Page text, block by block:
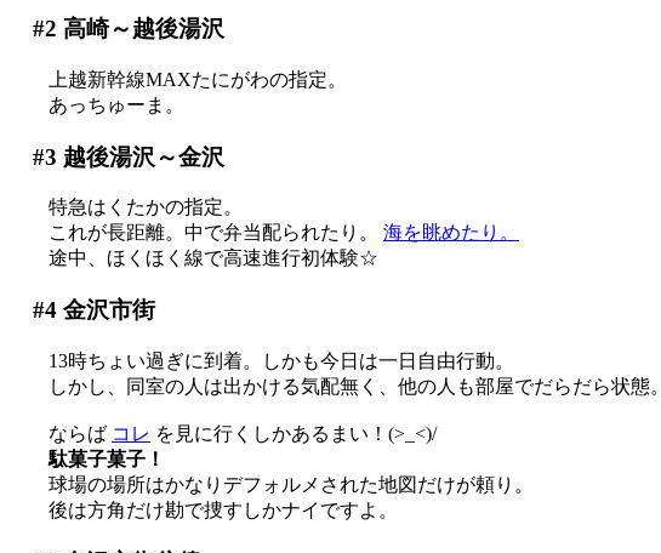
#2 高崎～越後湯沢
上越新幹線MAXたにがわの指定。
あっちゅーま。
#3 越後湯沢～金沢
特急はくたかの指定。
これが長距離。中で弁当配られたり。 海を眺めたり。
途中、ほくほく線で高速進行初体験☆
#4金沢市街
13時ちょい過ぎに到着。しかも今日は一日自由行動。
しかし、同室の人は出かける気配無く、他の人も部屋でだらだら状態。
ならば コレ を見に行くしかあるまい！(>_<)/
駄菓子菓子！
球場の場所はかなりデフォルメされた地図だけが頼り。
後は方角だけ勘で捜すしかナイですよ。